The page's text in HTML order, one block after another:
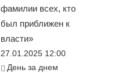
фамилии всех, кто
был приближен к
власти»
27.01.2025 12:00
День за днем